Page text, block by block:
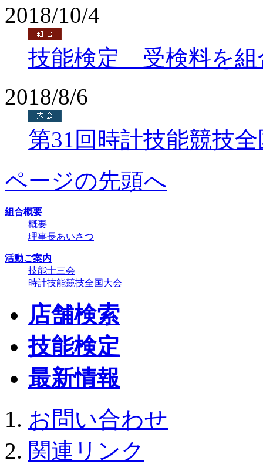
2018/10/4
技能検定 受検料を組
2018/8/6
第31回時計技能競技
ページの先頭へ
組合概要
概要
理事長あいさつ
活動ご案内
技能士三会
時計技能競技全国大会
店舗検索
技能検定
最新情報
お問い合わせ
関連リンク